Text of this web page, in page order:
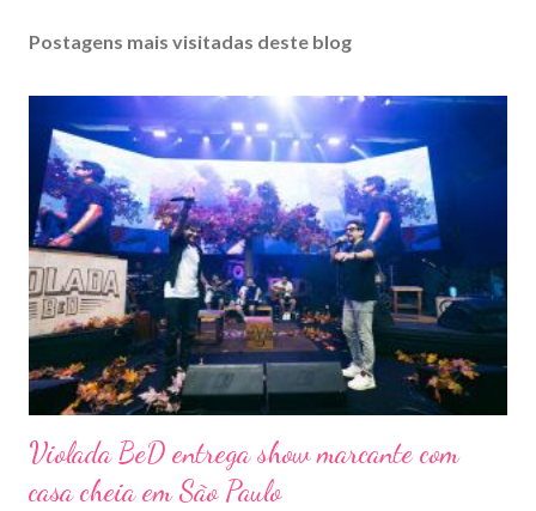
Postagens mais visitadas deste blog
Violada BeD entrega show marcante com
casa cheia em São Paulo